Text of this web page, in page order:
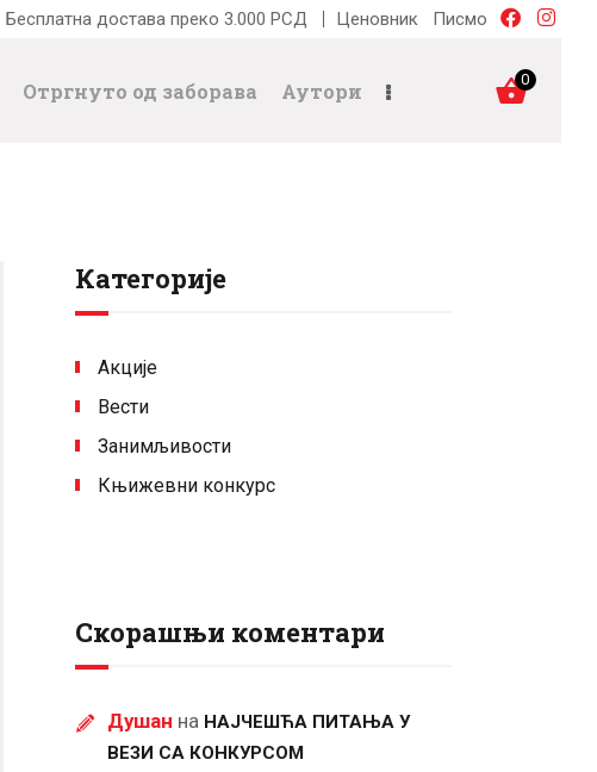
Бесплатна достава преко 3.000 РСД Ценовник Писмо
Отргнуто од заборава Аутори 0
Категорије
Акције
Вести
Занимљивости
Књижевни конкурс
Скорашњи коментари
Душан на НАЈЧЕШЋА ПИТАЊА У
ВЕЗИ СА КОНКУРСОМ